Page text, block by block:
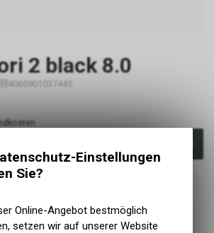
2 black 8.0
4065901037445
Einstellungen
Sie?
Online-Angebot bestmöglich
setzen wir auf unserer Website